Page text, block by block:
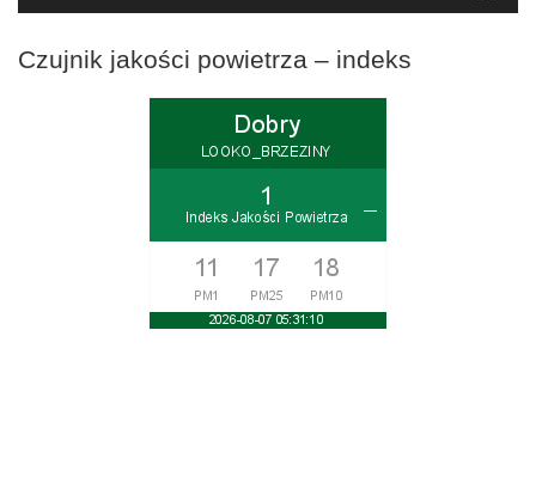
Czujnik jakości powietrza – indeks